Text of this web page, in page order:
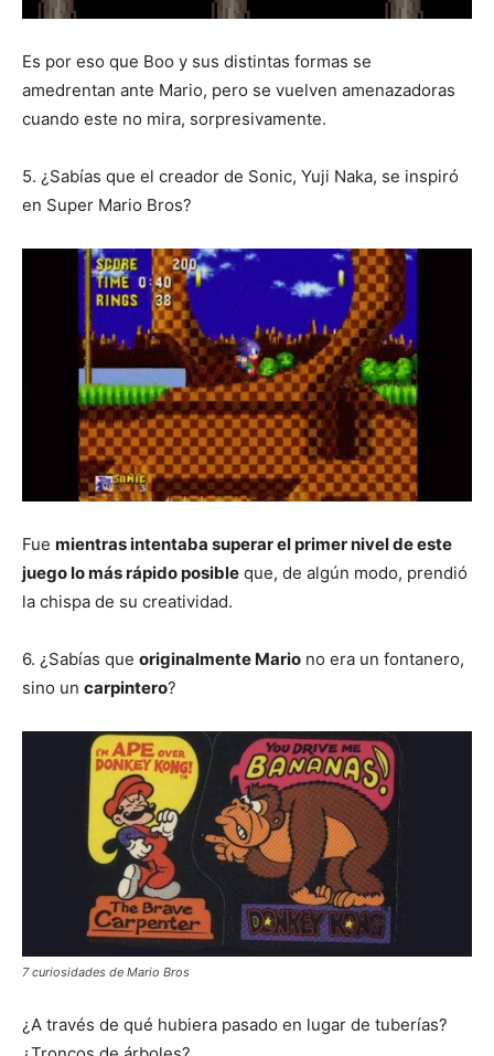
Es por eso que Boo y sus distintas formas se
amedrentan ante Mario, pero se vuelven amenazadoras
cuando este no mira, sorpresivamente.
5. ¿Sabías que el creador de Sonic, Yuji Naka, se inspiró
en Super Mario Bros?
Fue mientras intentaba superar el primer nivel de este
juego lo más rápido posible que, de algún modo, prendió
la chispa de su creatividad.
6. ¿Sabías que originalmente Mario no era un fontanero,
sino un carpintero?
7 curiosidades de Mario Bros
¿A través de qué hubiera pasado en lugar de tuberías?